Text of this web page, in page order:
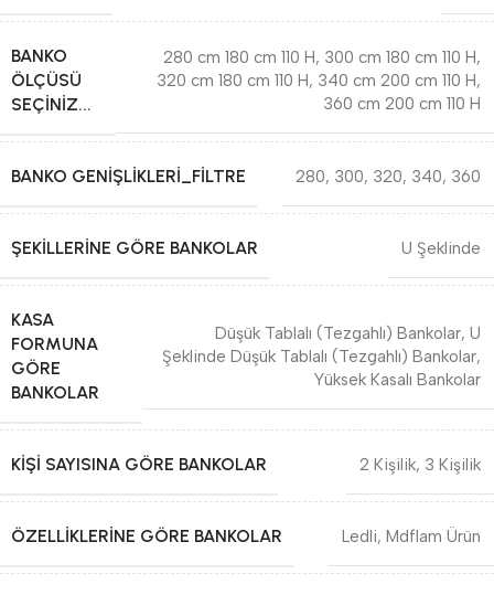
BANKO
ÖLÇÜSÜ
SEÇINIZ...
280 cm 180 cm 110 H, 300 cm 180 cm 110 H,
320 cm 180 cm 110 H, 340 cm 200 cm 110 H,
360 cm 200 cm 110 H
BANKO GENIŞLIKLERI_FILTRE 280, 300, 320, 340, 360
ŞEKILLERINE GÖRE BANKOLAR U Şeklinde
KASA
FORMUNA
GÖRE
BANKOLAR
Düşük Tablalı (Tezgahlı) Bankolar, U
Şeklinde Düşük Tablalı (Tezgahlı) Bankolar,
Yüksek Kasalı Bankolar
KIŞI SAYISINA GÖRE BANKOLAR 2 Kişilik, 3 Kişilik
ÖZELLIKLERINE GÖRE BANKOLAR Ledli, Mdflam Ürün